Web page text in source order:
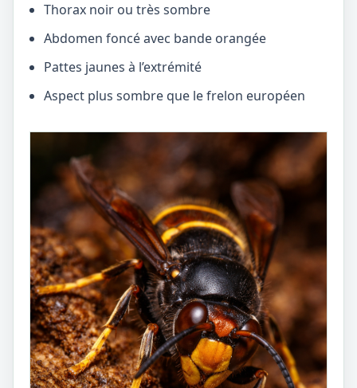
Thorax noir ou très sombre
Abdomen foncé avec bande orangée
Pattes jaunes à l’extrémité
Aspect plus sombre que le frelon européen